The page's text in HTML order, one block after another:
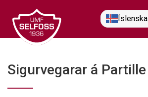
efni
Íslenska
Sigurvegarar á Partille